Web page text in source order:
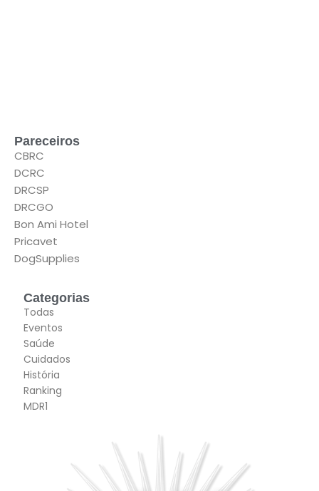
Pareceiros
CBRC
DCRC
DRCSP
DRCGO
Bon Ami Hotel
Pricavet
DogSupplies
Categorias
Todas
Eventos
Saúde
Cuidados
História
Ranking
MDR1